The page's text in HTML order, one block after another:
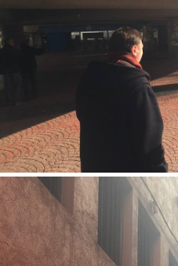
La iluminación y las
Bilbao y a Euskotren en Bolueta,